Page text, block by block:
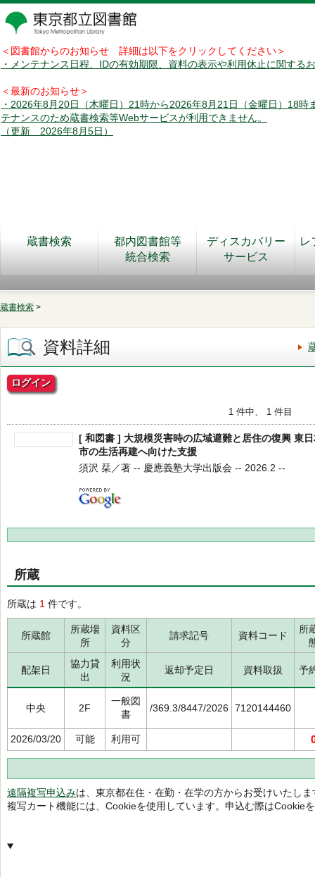
＜図書館からのお知らせ 詳細は以下をクリックしてください＞
・メンテナンス日程、IDの有効期限、資料の表示や利用休止に関する
＜最新のお知らせ＞
・2026年8月20日（木曜日）21時から2026年8月21日（金曜日）18時
テナンスのため蔵書検索等Webサービスが利用できません。
（更新 2026年8月5日）
蔵書検索
都内図書館等
統合検索
ディスカバリー
サービス
レ
蔵書検索 >
資料詳細
ログイン
1 件中、 1 件目
[ 和図書 ] 大規模災害時の広域避難と居住の復興 東
市の生活再建へ向けた支援
須沢 栞／著 -- 慶應義塾大学出版会 -- 2026.2 --
所蔵
所蔵は 1 件です。
所蔵館
所蔵場
所
資料区
分
請求記号 資料コード
所
配架日
協力貸
出
利用状
況
返却予定日 資料取扱 予
中央 2F
一般図
書
/369.3/8447/2026 7120144460
2026/03/20 可能 利用可
遠隔複写申込みは、東京都在住・在勤・在学の方からお受けいたしま
複写カート機能には、Cookieを使用しています。申込む際はCookie